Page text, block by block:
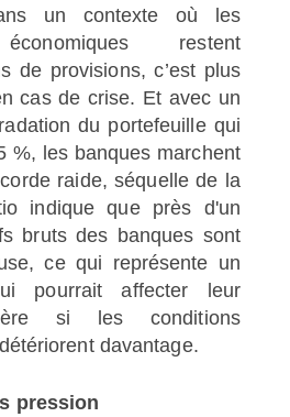
un contexte où les
restent
de provisions, c’est plus
cas de crise. Et avec un
du portefeuille qui
%, les banques marchent
raide, séquelle de la
indique que près d'un
bruts des banques sont
ce qui représente un
pourrait affecter leur
si les conditions
davantage.
pression